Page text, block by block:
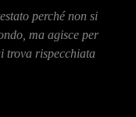
perché non si
ma agisce per
trova rispecchiata